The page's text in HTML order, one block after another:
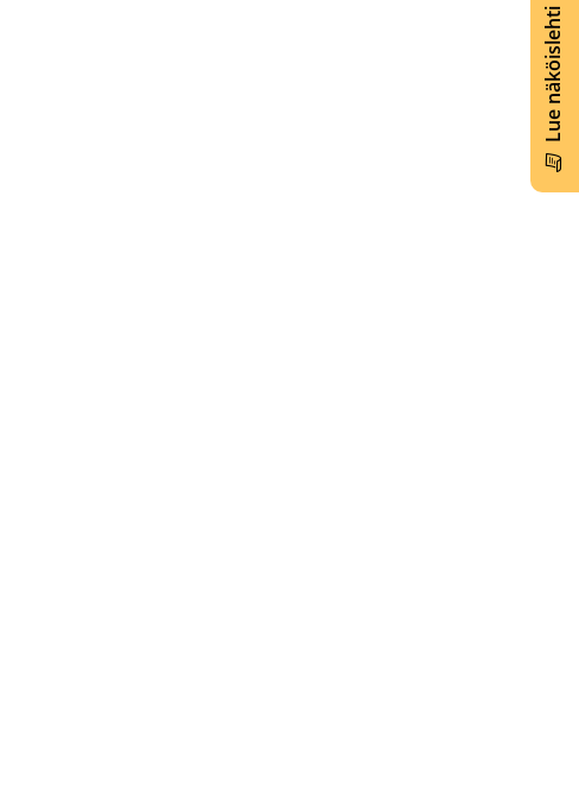
Lue näköislehti